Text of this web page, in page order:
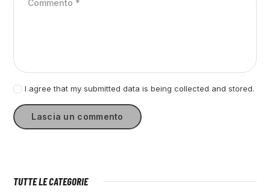
I agree that my submitted data is being collected and stored.
TUTTE LE CATEGORIE